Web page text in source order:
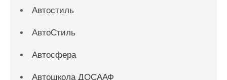
Автостиль
АвтоСтиль
Автосфера
Автошкола ДОСААФ